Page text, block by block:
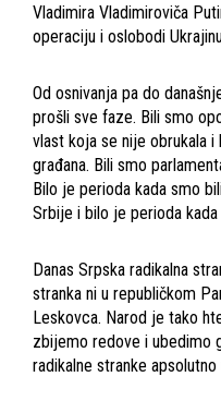
Vladimira Vladimiroviča
operaciju i oslobodi
Od osnivanja pa do
prošli sve faze. Bili smo
vlast koja se nije obrukala i
građana. Bili smo
Bilo je perioda kada smo
Srbije i bilo je perioda
Danas Srpska radikalna
stranka ni u republičkom
Leskovca. Narod je tako
zbijemo redove i ubedimo
radikalne stranke